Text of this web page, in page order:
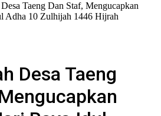
Taeng Dan Staf, Mengucapkan
Adha 10 Zulhijah 1446 Hijrah
Desa Taeng